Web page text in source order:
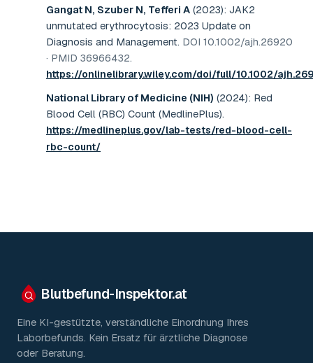
Gangat N, Szuber N, Tefferi A (2023): JAK2
unmutated erythrocytosis: 2023 Update on
Diagnosis and Management. DOI 10.1002/ajh.26920
· PMID 36966432.
https://onlinelibrary.wiley.com/doi/full/10.1002/
National Library of Medicine (NIH) (2024): Red
Blood Cell (RBC) Count (MedlinePlus).
https://medlineplus.gov/lab-tests/red-blood-cell-
rbc-count/
Blutbefund-Inspektor.at
Eine KI-gestützte, verständliche Einordnung Ihres
Laborbefunds. Kein Ersatz für ärztliche Diagnose
oder Beratung.